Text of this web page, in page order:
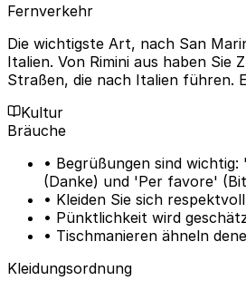
Fernverkehr
Die wichtigste Art, nach San
Italien. Von Rimini aus haben
Straßen, die nach Italien führen.
Kultur
Bräuche
• Begrüßungen sind
(Danke) und 'Per favore'
• Kleiden Sie sich
• Pünktlichkeit wird
• Tischmanieren ähneln
Kleidungsordnung